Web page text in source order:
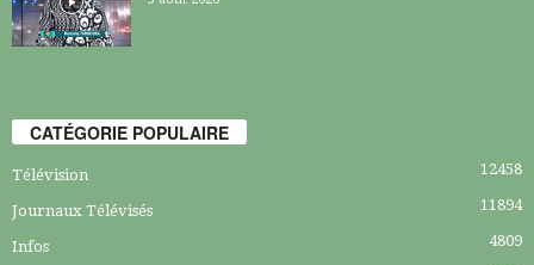
CATÉGORIE POPULAIRE
Télévision 12458
Journaux Télévisés 11894
Infos 4809